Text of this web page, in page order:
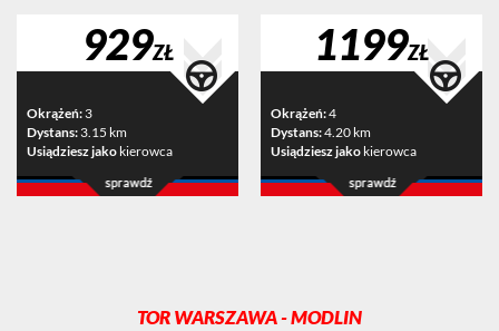
929ZŁ
Okrążeń: 3
Dystans: 3.15 km
Usiądziesz jako kierowca
1199ZŁ
Okrążeń:4
Dystans:4.20 km
Usiądziesz jako kierowca
TOR WARSZAWA - MODLIN